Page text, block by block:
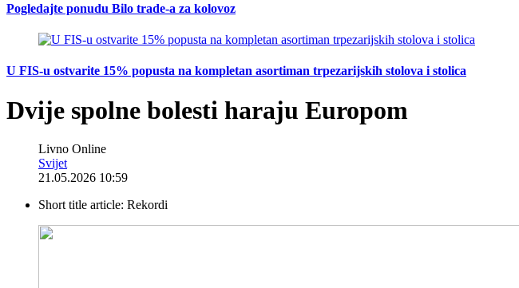
Pogledajte ponudu Bilo trade-a za kolovoz
U FIS-u ostvarite 15% popusta na kompletan asortiman trpezarijskih stolova i stolica
Dvije spolne bolesti haraju Europom
Livno Online
Svijet
21.05.2026 10:59
Short title article: Rekordi